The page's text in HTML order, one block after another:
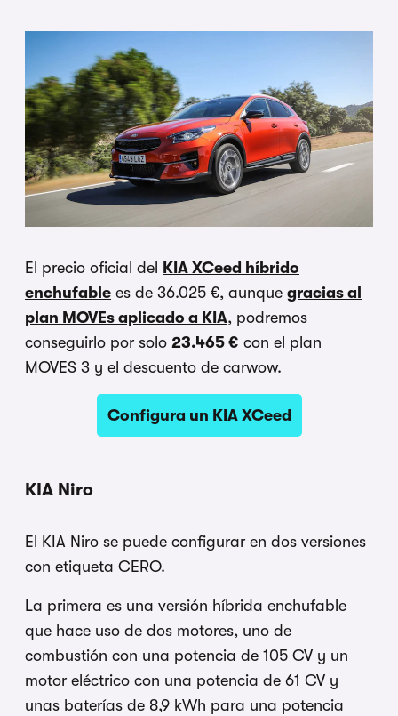
El precio oficial del
KIA XCeed híbrido
enchufable es de 36.025 €, aunque gracias al
plan MOVEs aplicado a KIA, podremos
conseguirlo por solo 23.465 € con el plan
MOVES 3 y el descuento de carwow.
Configura un KIA XCeed
KIA Niro
El KIA Niro se puede configurar en dos versiones
con etiqueta CERO.
La primera es una versión híbrida enchufable
que hace uso de dos motores, uno de
combustión con una potencia de 105 CV y un
motor eléctrico con una potencia de 61 CV y
unas baterías de 8,9 kWh para una potencia